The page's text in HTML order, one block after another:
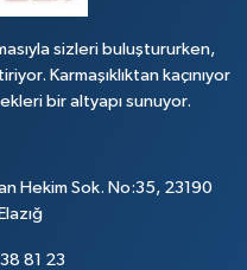
sizleri buluştururken,
Karmaşıklıktan kaçınıyor
bir altyapı sunuyor.
Hekim Sok. No:35, 23190
81 23